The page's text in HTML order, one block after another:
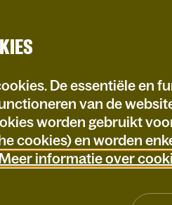
De essentiële en
van de
worden gebruikt
cookies) en worden
informatie over